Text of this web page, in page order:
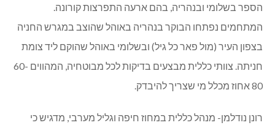
הספר בשלומי ובנהריה, בהם ארעה התפרצות קורונה.
המתחמים נפתחו הבוקר בנהריה באוהל שהוצב במגרש החניה
בצפון העיר (מול פאר כל גיל) ובשלומי באוהל שהוקם ליד צומת
חניתה. צוותי כללית מבצעים בדיקות לכל מבוטחיה, המהווים 60-
80 אחוז מכלל מי שצריך להיבדק.
רונן נודלמן- מנהל כללית במחוז חיפה וגליל מערבי, מדגיש כי